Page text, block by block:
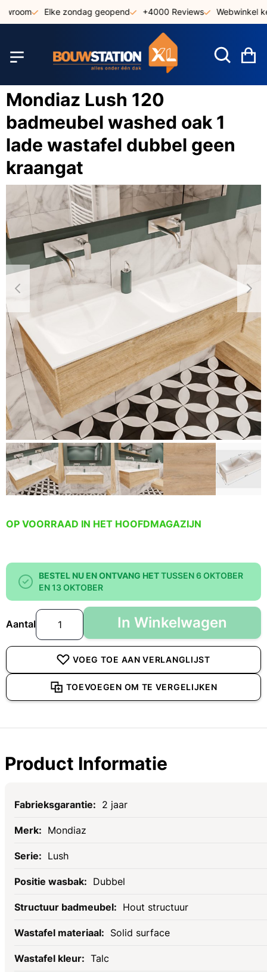
naar
Elke zondag geopend +4000 Reviews Webwinkel
Mondiaz Lush 120
badmeubel washed oak 1
lade wastafel dubbel geen
kraangat
OP VOORRAAD IN HET HOOFDMAGAZIJN
BESTEL NU EN ONTVANG HETTUSSEN 6 OKTOBER
EN 13 OKTOBER
Aantal In Winkelwagen
VOEG TOE AAN VERLANGLIJST
TOEVOEGEN OM TE VERGELIJKEN
Product Informatie
Specificaties
2 jaar
Mondiaz
Lush
Dubbel
Hout structuur
Solid surface
Talc